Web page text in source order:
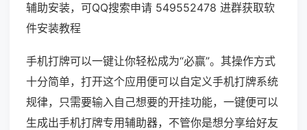
辅助安装，可QQ搜索申请 549552478 进群获取软
件安装教程
手机打牌可以一键让你轻松成为“必赢”。其操作方式
十分简单，打开这个应用便可以自定义手机打牌系统
规律，只需要输入自己想要的开挂功能，一键便可以
生成出手机打牌专用辅助器，不管你是想分享给好友